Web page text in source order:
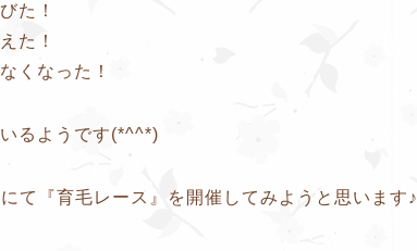
た！
た！
くなった！
るようです(*^^*)
て『育毛レース』を開催してみようと思います♪